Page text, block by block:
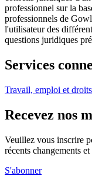
professionnel sur la
professionnels de
l'utilisateur des
questions juridiques
Services
Travail, emploi et
Recevez nos
Veuillez vous inscrire
récents changements
S'abonner